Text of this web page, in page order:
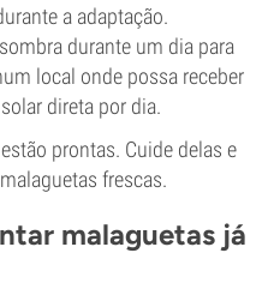
a adaptação.
durante um dia para
local onde possa receber
direta por dia.
prontas. Cuide delas e
frescas.
malaguetas já